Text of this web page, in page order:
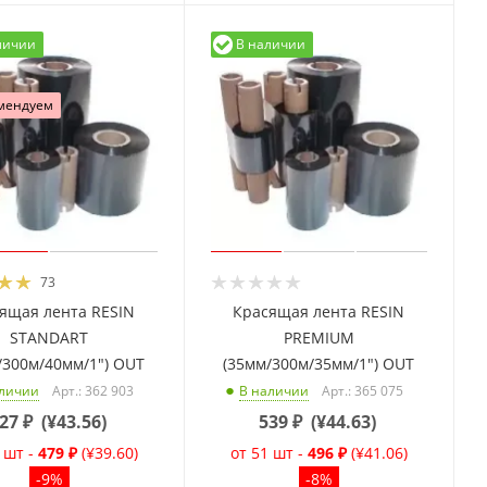
73
лента RESIN
STANDART
40мм/1") OUT
Арт.: 362 903
₽ (¥43.56)
шт - 479 ₽ (¥39.60)
-9%
В наличии
Красящая лента RESIN
PREMIUM
(35мм/300м/35мм/1") OUT
В наличии Арт.: 365 075
539₽ (¥44.63)
от 51 шт - 496 ₽ (¥41.06)
-8%